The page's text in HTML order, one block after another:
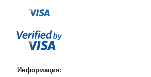
Информация: